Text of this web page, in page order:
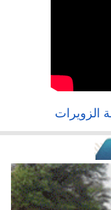
الزويرات